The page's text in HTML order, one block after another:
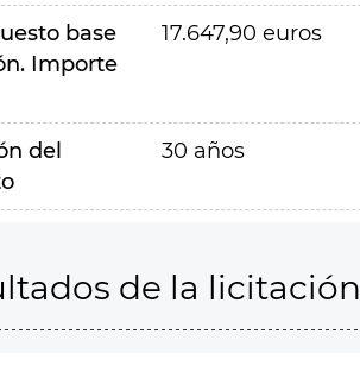
base
Importe
17.647,90 euros
del
30 años
de la licitación